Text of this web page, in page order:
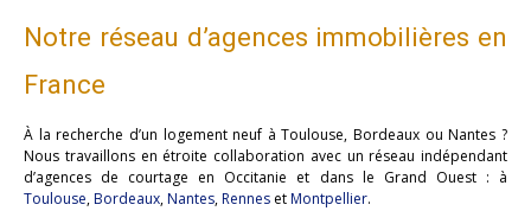
Notre réseau d’agences immobilières en
France
À la recherche d’un logement neuf à Toulouse, Bordeaux ou Nantes ?
Nous travaillons en étroite collaboration avec un réseau indépendant
d’agences de courtage en Occitanie et dans le Grand Ouest : à
Toulouse,Bordeaux,Nantes,Rennes etMontpellier.